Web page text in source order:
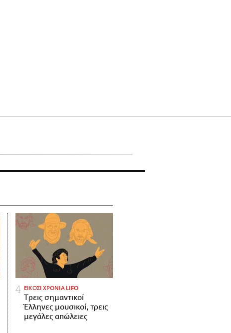
ΕΙΚΟΣΙ ΧΡΟΝΙΑ LIFO
Tρεις σημαντικοί
Έλληνες μουσικοί, τρεις
μεγάλες απώλειες